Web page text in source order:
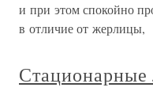
и при этом спокойно
в отличие от жерлицы,